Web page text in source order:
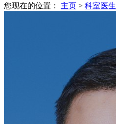
您现在的位置：
主页 > 科室医生